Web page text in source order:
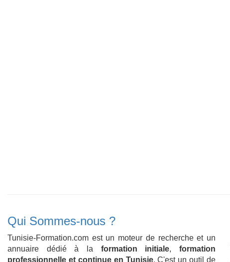
Qui Sommes-nous ?
Tunisie-Formation.com est un moteur de recherche et un
annuaire dédié à la formation initiale,formation
professionnelle et continue en Tunisie. C'est un outil de